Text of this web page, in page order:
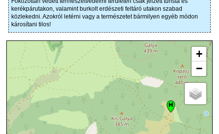
kerékpárutakon, valamint burkolt erdészeti feltáró utakon szabad
közlekedni. Azokról letérni vagy a természetet bármilyen egyéb módon
károsítani tilos!
+
−